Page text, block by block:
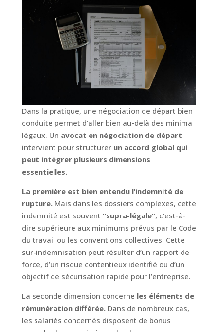
Dans la pratique, une négociation de départ bien
conduite permet d’aller bien au-delà des minima
légaux. Un avocat en négociation de départ
intervient pour structurer un accord global qui
peut intégrer plusieurs dimensions
essentielles.
La première est bien entendu l’indemnité de
rupture.Mais dans les dossiers complexes, cette
indemnité est souvent “supra-légale”, c’est-à-
dire supérieure aux minimums prévus par le Code
du travail ou les conventions collectives. Cette
sur-indemnisation peut résulter d’un rapport de
force, d’un risque contentieux identifié ou d’un
objectif de sécurisation rapide pour l’entreprise.
La seconde dimension concerne les éléments de
rémunération différée.Dans de nombreux cas,
les salariés concernés disposent de bonus